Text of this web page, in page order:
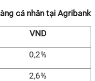
cá nhân tại Agribank
VND
0,2%
2,6%